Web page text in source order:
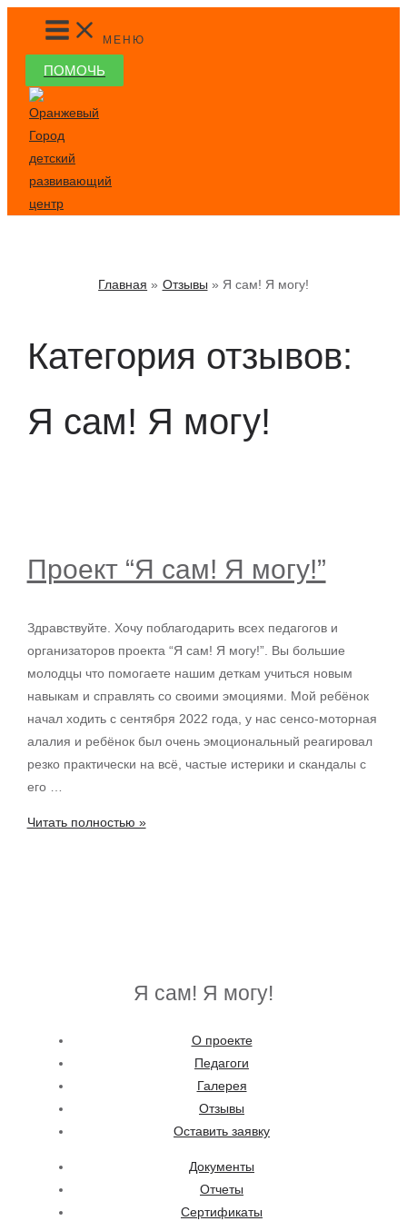
Перейти
содержимому
MAIN
MENU
МЕНЮ
ПОМОЧЬ
Главная Отзывы Я сам! Я могу!
Категория отзывов:
Я сам! Я могу!
Проект “Я сам! Я могу!”
Здравствуйте. Хочу поблагодарить всех педагогов и
организаторов проекта “Я сам! Я могу!”. Вы большие
молодцы что помогаете нашим деткам учиться новым
навыкам и справлять со своими эмоциями. Мой ребёнок
начал ходить с сентября 2022 года, у нас сенсо-моторная
алалия и ребёнок был очень эмоциональный реагировал
резко практически на всё, частые истерики и скандалы с
его …
Проект
Читать полностью »
Я сам! Я могу!
О проекте
Педагоги
Галерея
Отзывы
Оставить заявку
Документы
Отчеты
Сертификаты